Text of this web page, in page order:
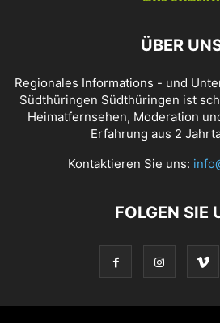
ÜBER
Regionales Informations - und
Südthüringen Südthüringen ist
Heimatfernsehen, Moderation
Erfahrung aus 2
Kontaktieren Sie uns:
FOLGEN SIE